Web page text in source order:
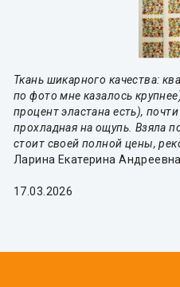
Ткань шикарного качества:
по фото мне казалось
процент эластана есть),
прохладная на ощупь. Взяла
стоит своей полной цены,
Ларина Екатерина Андреевна
17.03.2026